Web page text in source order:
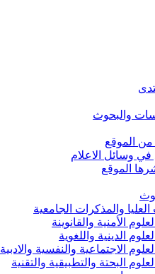
والبحوث
من الموقع
في وسائل الاعلام
الموقع
العليا والمذكرات الجامعية
الأمنية والقانوينة
الدينية واللغوية
الاجتماعية والنفسية والادبية
البحتة والتطبيقية والتقنية